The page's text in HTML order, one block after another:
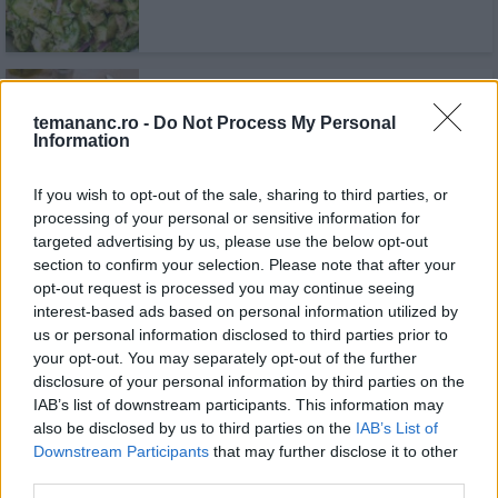
temananc.ro - Do Not Process My Personal
Information
If you wish to opt-out of the sale, sharing to third parties, or
processing of your personal or sensitive information for
targeted advertising by us, please use the below opt-out
section to confirm your selection. Please note that after your
opt-out request is processed you may continue seeing
interest-based ads based on personal information utilized by
us or personal information disclosed to third parties prior to
your opt-out. You may separately opt-out of the further
disclosure of your personal information by third parties on the
IAB’s list of downstream participants. This information may
also be disclosed by us to third parties on the IAB’s List of
Downstream Participants that may further disclose it to other
Salată de ton cu avocado și
Dressing cu avocado și iaurt pentru
salată
Recomandări
1 Ciorbă de fasole verde cu afumătură